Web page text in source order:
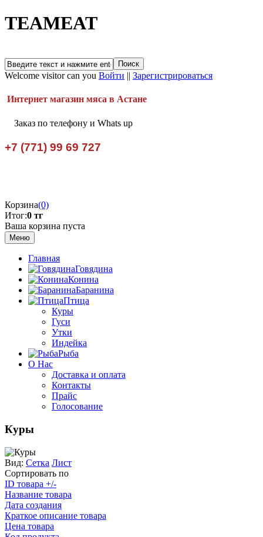
TEAMEAT
Welcome visitor can you Войти || Зарегистрироваться
Интернет магазин мяса в Астане
Заказ по телефону и Whats up
+7 (771) 99 69 727
Корзина(0)
Итог:0 тг
Ваша корзина пуста
Меню
Главная
Говядина
Конина
Баранина
Птица
Куры
Гуси
Утки
Индейка
Рыба
О Нас
Доставка и оплата
Контакты
Прайс
Голосование
Куры
Вид: Сетка Лист
Сортировать по
ID товара +/-
Название товара
Дата создания
Краткое описание товара
Цена товара